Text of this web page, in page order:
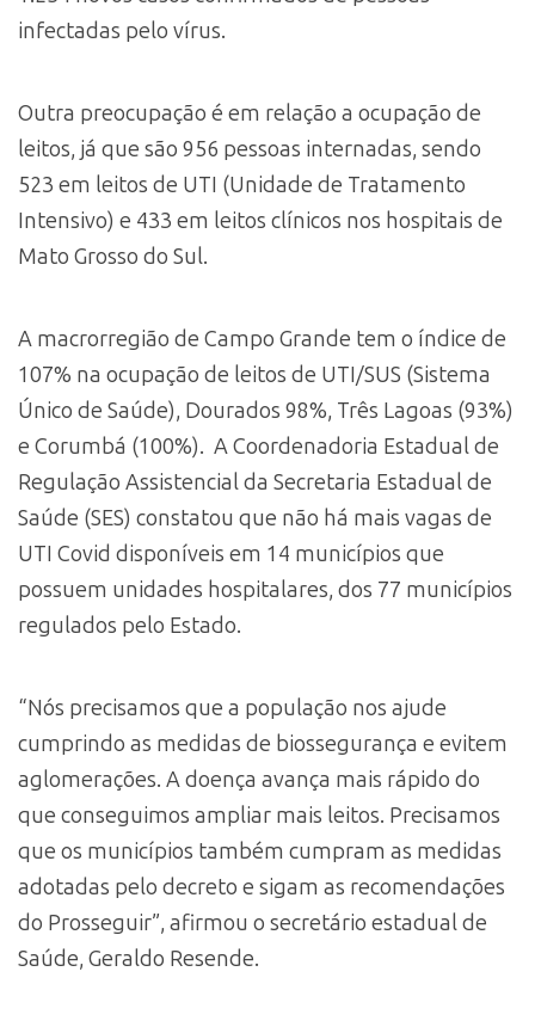
infectadas pelo vírus.
Outra preocupação é em relação a ocupação de
leitos, já que são 956 pessoas internadas, sendo
523 em leitos de UTI (Unidade de Tratamento
Intensivo) e 433 em leitos clínicos nos hospitais de
Mato Grosso do Sul.
A macrorregião de Campo Grande tem o índice de
107% na ocupação de leitos de UTI/SUS (Sistema
Único de Saúde), Dourados 98%, Três Lagoas (93%)
e Corumbá (100%). A Coordenadoria Estadual de
Regulação Assistencial da Secretaria Estadual de
Saúde (SES) constatou que não há mais vagas de
UTI Covid disponíveis em 14 municípios que
possuem unidades hospitalares, dos 77 municípios
regulados pelo Estado.
“Nós precisamos que a população nos ajude
cumprindo as medidas de biossegurança e evitem
aglomerações. A doença avança mais rápido do
que conseguimos ampliar mais leitos. Precisamos
que os municípios também cumpram as medidas
adotadas pelo decreto e sigam as recomendações
do Prosseguir”, afirmou o secretário estadual de
Saúde, Geraldo Resende.